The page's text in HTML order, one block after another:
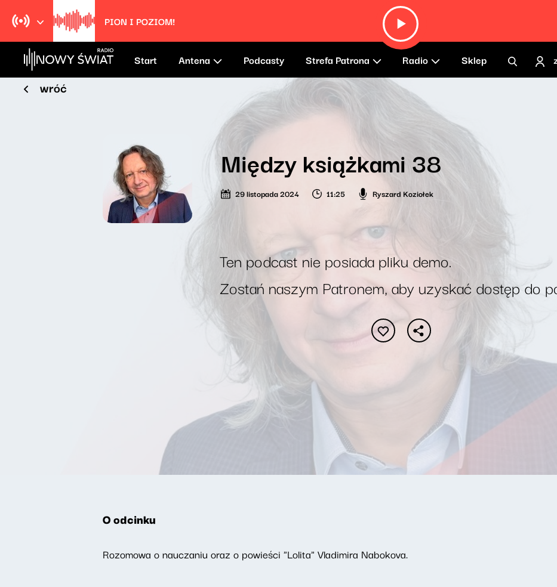
PION I POZIOM!
Start Antena Podcasty Strefa Patrona Radio Sklep
wróć
Między książkami 38
29 listopada 2024 11:25 Ryszard Koziołek
Ten podcast nie posiada pliku demo.
Zostań naszym Patronem, aby uzyskać dostęp do
O odcinku
Rozomowa o nauczaniu oraz o powieści "Lolita" Vladimira Nabokova.